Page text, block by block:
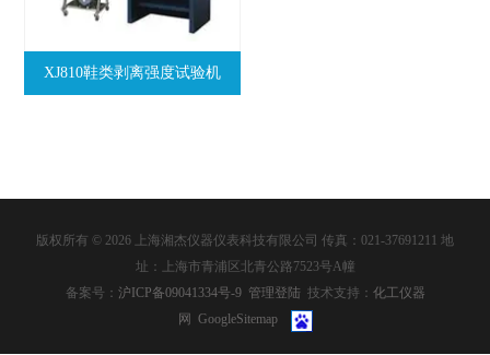
XJ810鞋类剥离强度试验机
版权所有 © 2026 上海湘杰仪器仪表科技有限公司 传真：021-37691211 地
址：上海市青浦区北青公路7523号A幢
备案号： 沪ICP备09041334号-9 管理登陆 技术支持： 化工仪器
网 GoogleSitemap